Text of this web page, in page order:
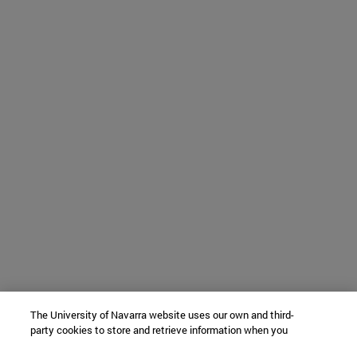
The University of Navarra website uses our own and third-
party cookies to store and retrieve information when you